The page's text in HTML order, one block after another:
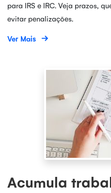
para IRS e IRC. Veja prazos,
evitar penalizações.
Ver Mais
Acumula